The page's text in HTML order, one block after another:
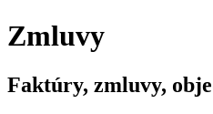
Zmluvy
Faktúry, zmluvy,